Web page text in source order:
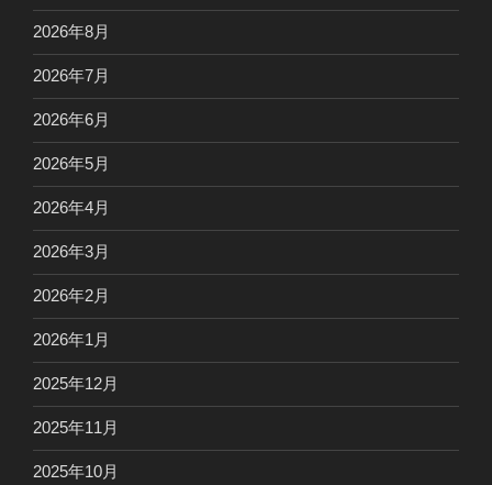
2026年8月
2026年7月
2026年6月
2026年5月
2026年4月
2026年3月
2026年2月
2026年1月
2025年12月
2025年11月
2025年10月